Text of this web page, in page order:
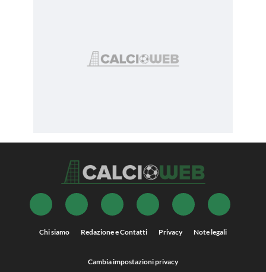
Chi siamo Redazione e Contatti Privacy Note legali
Cambia impostazioni privacy